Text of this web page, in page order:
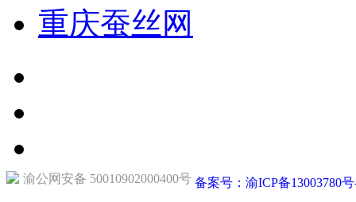
重庆蚕丝网
渝公网安备 50010902000400号 备案号：渝ICP备13003780